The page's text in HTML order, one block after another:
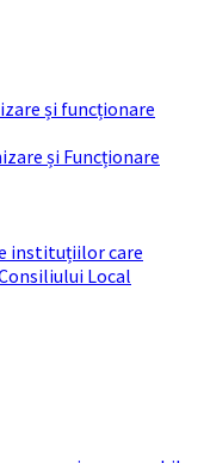
și funcționare
și Funcționare
instituțiilor care
Local